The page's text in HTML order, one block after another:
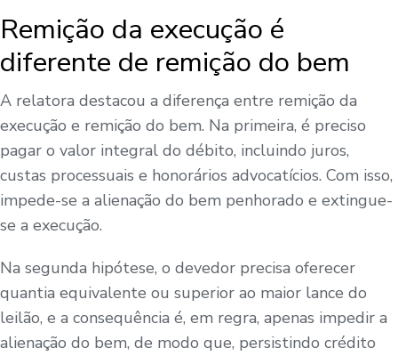
Remição da execução é
diferente de remição do bem
A relatora destacou a diferença entre remição da
execução e remição do bem. Na primeira, é preciso
pagar o valor integral do débito, incluindo juros,
custas processuais e honorários advocatícios. Com isso,
impede-se a alienação do bem penhorado e extingue-
se a execução.
Na segunda hipótese, o devedor precisa oferecer
quantia equivalente ou superior ao maior lance do
leilão, e a consequência é, em regra, apenas impedir a
alienação do bem, de modo que, persistindo crédito